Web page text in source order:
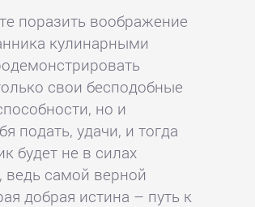
поразить воображение
кулинарными
свои бесподобные
но и
подать, удачи, и тогда
будет не в силах
ведь самой верной
добрая истина – путь к